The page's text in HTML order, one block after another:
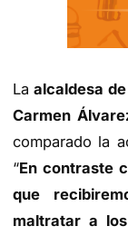
Laalcaldesa
Carmen
comparado la
“En contraste
que
maltratar a